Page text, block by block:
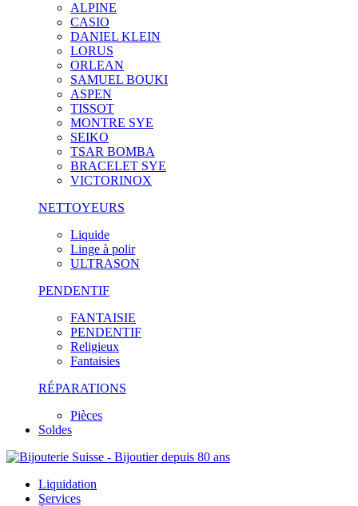
ALPINE
CASIO
DANIEL KLEIN
LORUS
ORLEAN
SAMUEL BOUKI
ASPEN
TISSOT
MONTRE SYE
SEIKO
TSAR BOMBA
BRACELET SYE
VICTORINOX
NETTOYEURS
Liquide
Linge à polir
ULTRASON
PENDENTIF
FANTAISIE
PENDENTIF
Religieux
Fantaisies
RÉPARATIONS
Pièces
Soldes
Liquidation
Services